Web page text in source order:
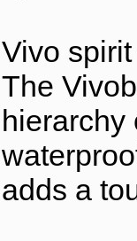
Vivo
The
hierarchy
adds a